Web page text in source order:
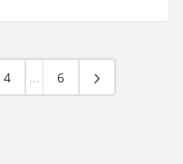
4 ... 6